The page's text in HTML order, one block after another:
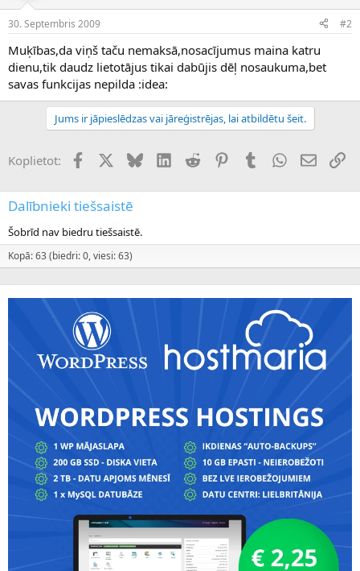
30. Septembris 2009 #2
Muķības,da viņš taču nemaksā,nosacījumus maina katru
dienu,tik daudz lietotājus tikai dabūjis dēļ nosaukuma,bet
savas funkcijas nepilda :idea:
Jums ir jāpieslēdzas vai jāreģistrējas, lai atbildētu šeit.
Koplietot: FacebookX (Twitter)
BlueskyLinkedInReddit PinterestTumblrWhatsApp
E-pasts
Dalībnieki tiešsaistē
Šobrīd nav biedru tiešsaistē.
Kopā: 63 (biedri: 0, viesi: 63)